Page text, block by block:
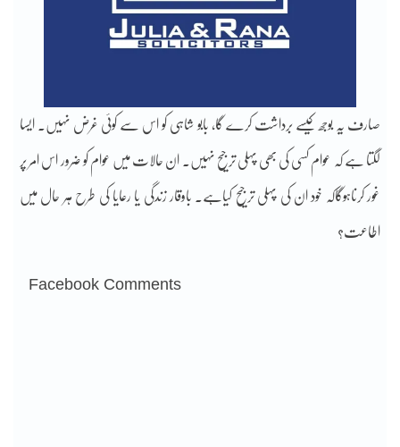
صارف یہ بوجھ کیسے برداشت کرے گا، بابو شاہی کو اس سے کوئی غرض نہیں۔ ایسا
لگتا ہے کہ عوام کسی کی بھی پہلی ترجیح نہیں۔ ان حالات میں عوام کو ضرور اس امر پر
غور کرناہوگاکہ خود ان کی پہلی ترجیح کیاہے۔ باوقار زندگی یا رعایا کی طرح ہر حال میں
اطاعت؟
Facebook Comments